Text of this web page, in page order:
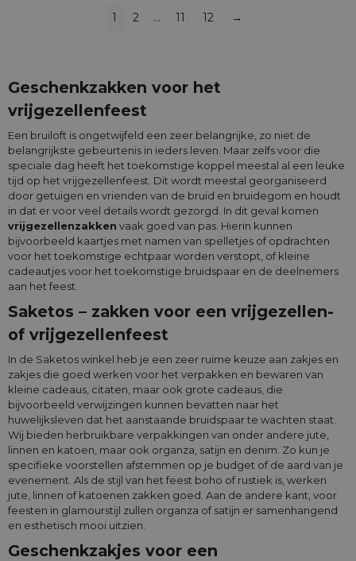
1 2 … 11 12 →
Geschenkzakken voor het
vrijgezellenfeest
Een bruiloft is ongetwijfeld een zeer belangrijke, zo niet de
belangrijkste gebeurtenis in ieders leven. Maar zelfs voor die
speciale dag heeft het toekomstige koppel meestal al een leuke
tijd op het vrijgezellenfeest. Dit wordt meestal georganiseerd
door getuigen en vrienden van de bruid en bruidegom en houdt
in dat er voor veel details wordt gezorgd. In dit geval komen
vrijgezellenzakken vaak goed van pas. Hierin kunnen
bijvoorbeeld kaartjes met namen van spelletjes of opdrachten
voor het toekomstige echtpaar worden verstopt, of kleine
cadeautjes voor het toekomstige bruidspaar en de deelnemers
aan het feest.
Saketos – zakken voor een vrijgezellen-
of vrijgezellenfeest
In de Saketos winkel heb je een zeer ruime keuze aan zakjes en
zakjes die goed werken voor het verpakken en bewaren van
kleine cadeaus, citaten, maar ook grote cadeaus, die
bijvoorbeeld verwijzingen kunnen bevatten naar het
huwelijksleven dat het aanstaande bruidspaar te wachten staat.
Wij bieden herbruikbare verpakkingen van onder andere jute,
linnen en katoen, maar ook organza, satijn en denim. Zo kun je
specifieke voorstellen afstemmen op je budget of de aard van je
evenement. Als de stijl van het feest boho of rustiek is, werken
jute, linnen of katoenen zakken goed. Aan de andere kant, voor
feesten in glamourstijl zullen organza of satijn er samenhangend
en esthetisch mooi uitzien.
Geschenkzakjes voor een